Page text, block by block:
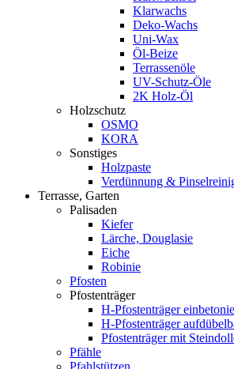
Klarwachs
Deko-Wachs
Uni-Wax
Öl-Beize
Terrassenöle
UV-Schutz-Öle
2K Holz-Öl
Holzschutz
OSMO
KORA
Sonstiges
Holzpaste
Verdünnung &
Terrasse, Garten
Palisaden
Kiefer
Lärche, Douglasie
Eiche
Robinie
Pfosten
Pfostenträger
H-Pfostenträger
H-Pfostenträger
Pfostenträger mit
Pfähle
Pfahlstützen